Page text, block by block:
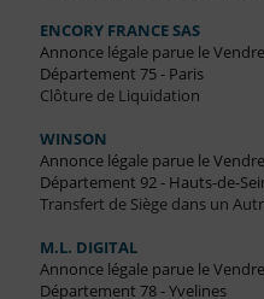
ENCORY FRANCE SAS
Annonce légale parue le
Département 75 - Paris
Clôture de Liquidation
WINSON
Annonce légale parue le
Département 92 - Hauts-de-
Transfert de Siège dans un
M.L. DIGITAL
Annonce légale parue le
Département 78 - Yvelines